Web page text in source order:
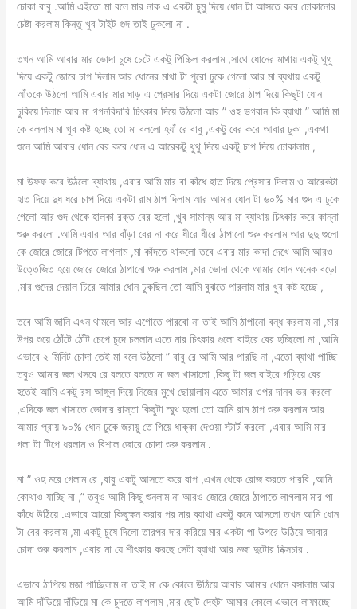
ঢোকা বাবু .আমি এইতো মা বলে মার নাক এ একটা চুমু দিয়ে ধোন টা আসতে করে ঢোকানোর
চেষ্টা করলাম কিন্তু খুব টাইট গুদ তাই ঢুকলো না .
তখন আমি আবার মার ভোদা চুষে চেটে একটু পিচ্চিল করলাম ,সাথে ধোনের মাথায় একটু থুথু
দিয়ে একটু জোরে চাপ দিলাম আর ধোনের মাথা টা পুরো ঢুকে গেলো আর মা ব্যথায় একটু
আঁতকে উঠলো আমি এবার মার ঘাড় এ প্রেসার দিয়ে একটা জোরে ঠাপ দিয়ে কিছুটা ধোন
ঢুকিয়ে দিলাম আর মা গগনবিদারি চিৎকার দিয়ে উঠলো আর ” ওহ ভগবান কি ব্যাথা ” আমি মা
কে বললাম মা খুব কষ্ট হচ্ছে তো মা বললো হ্যাঁ রে বাবু ,একটু বের করে আবার ঢুকা ,একথা
শুনে আমি আবার ধোন বের করে ধোন এ আরেকটু থুথু দিয়ে একটু চাপ দিয়ে ঢোকালাম ,
মা উফফ করে উঠলো ব্যাথায় ,এবার আমি মার বা কাঁধে হাত দিয়ে প্রেসার দিলাম ও আরেকটা
হাত দিয়ে দুধ ধরে চাপ দিয়ে একটা রাম ঠাপ দিলাম আর আমার ধোন টা ৬০% মার গুদ এ ঢুকে
গেলো আর গুদ থেকে হালকা রক্ত বের হলো ,খুব সামান্য আর মা ব্যাথায় চিৎকার করে কান্না
শুরু করলো .আমি এবার আর বাঁড়া বের না করে ধীরে ধীরে ঠাপানো শুরু করলাম আর দুদু গুলো
কে জোরে জোরে টিপতে লাগলাম ,মা কাঁদতে থাকলো তবে এবার মার কাদা দেখে আমি আরও
উত্তেজিত হয়ে জোরে জোরে ঠাপানো শুরু করলাম ,মার ভোদা থেকে আমার ধোন অনেক বড়ো
,মার গুদের দেয়াল চিরে আমার ধোন ঢুকছিল তো আমি বুঝতে পারলাম মার খুব কষ্ট হচ্ছে ,
তবে আমি জানি এখন থামলে আর এগোতে পারবো না তাই আমি ঠাপানো বন্ধ করলাম না ,মার
উপর শুয়ে ঠোঁটে ঠোঁট চেপে চুদে চললাম এতে মার চিৎকার গুলো বাইরে বের হচ্ছিলো না ,আমি
এভাবে ২ মিনিট চোদা তেই মা বলে উঠলো ” বাবু রে আমি আর পারছি না ,এতো ব্যাথা পাচ্ছি
তবুও আমার জল খসবে রে বলতে বলতে মা জল খাসালো ,কিছু টা জল বাইরে গড়িয়ে বের
হতেই আমি একটু রস আঙ্গুল দিয়ে নিজের মুখে ছোয়ালাম এতে আমার ওপর দানব ভর করলো
,এদিকে জল খাসাতে ভোদার রাস্তা কিছুটা স্মুথ হলো তো আমি রাম ঠাপ শুরু করলাম আর
আমার প্রায় ৯০% ধোন ঢুকে জরায়ু তে গিয়ে ধাক্কা দেওয়া স্টার্ট করলো ,এবার আমি মার
গলা টা টিপে ধরলাম ও বিশাল জোরে চোদা শুরু করলাম .
মা ” ওহ মরে গেলাম রে ,বাবু একটু আসতে করে বাপ ,এখন থেকে রোজ করতে পারবি ,আমি
কোথাও যাচ্ছি না ,” তবুও আমি কিছু শুনলাম না আরও জোরে জোরে ঠাপাতে লাগলাম মার পা
কাঁধে উঠিয়ে .এভাবে আরো কিছুক্ষন করার পর মার ব্যাথা একটু কমে আসলো তখন আমি ধোন
টা বের করলাম ,মা একটু চুষে দিলো তারপর দার করিয়ে মার একটা পা উপরে উঠিয়ে আবার
চোদা শুরু করলাম ,এবার মা যে শীৎকার করছে সেটা ব্যাথা আর মজা দুটোর মিক্সচার .
এভাবে ঠাপিয়ে মজা পাচ্ছিলাম না তাই মা কে কোলে উঠিয়ে আবার আমার ধোনে বসালাম আর
আমি দাঁড়িয়ে দাঁড়িয়ে মা কে চুদতে লাগলাম ,মার ছোট দেহটা আমার কোলে এভাবে লাফাচ্ছে